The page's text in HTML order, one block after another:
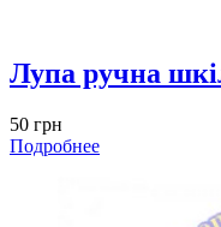
Лупа ручна
50 грн
Подробнее